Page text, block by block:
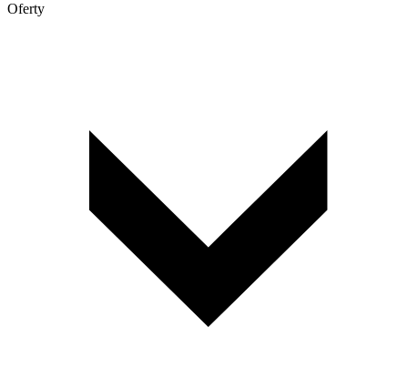
Oferty